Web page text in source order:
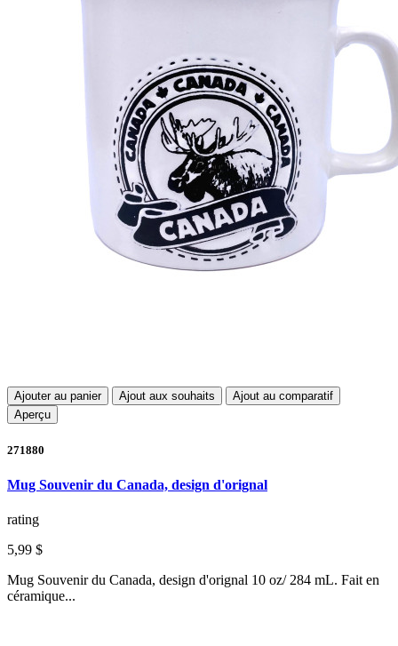
Ajouter au panier Ajout aux souhaits
Ajout au comparatif
Aperçu
271880
Mug Souvenir du Canada, design d'orignal
rating
5,99 $
Mug Souvenir du Canada, design d'orignal 10 oz/ 284 mL. Fait en
céramique...